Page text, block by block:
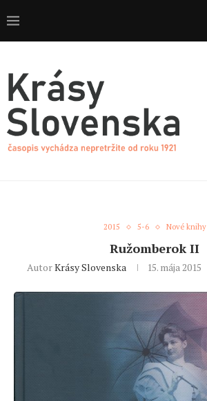
2015 5-6 Nové knihy
Ružomberok II
AutorKrásy Slovenska 15. mája 2015